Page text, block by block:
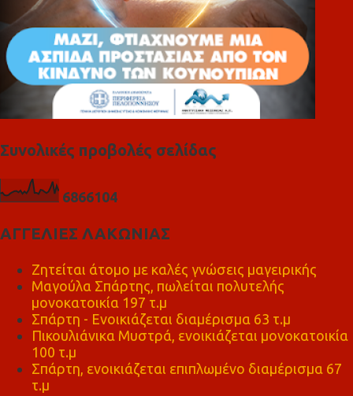
Συνολικές προβολές σελίδας
6866104
ΑΓΓΕΛΙΕΣ ΛΑΚΩΝΙΑΣ
Ζητείται άτομο με καλές γνώσεις μαγειρικής
Μαγούλα Σπάρτης, πωλείται πολυτελής
μονοκατοικία 197 τ.μ
Σπάρτη - Ενοικιάζεται διαμέρισμα 63 τ.μ
Πικουλιάνικα Μυστρά, ενοικιάζεται μονοκατοικία
100 τ.μ
Σπάρτη, ενοικιάζεται επιπλωμένο διαμέρισμα 67
τ.μ